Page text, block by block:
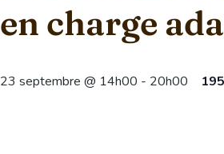
en charge
23 septembre @ 14h00 - 20h00